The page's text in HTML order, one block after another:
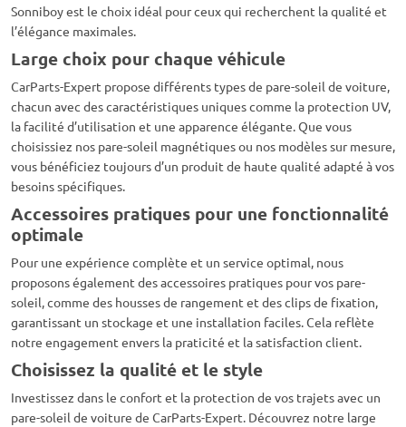
Sonniboy est le choix idéal pour ceux qui recherchent la qualité et
l’élégance maximales.
Large choix pour chaque véhicule
CarParts-Expert propose différents types de pare-soleil de voiture,
chacun avec des caractéristiques uniques comme la protection UV,
la facilité d’utilisation et une apparence élégante. Que vous
choisissiez nos pare-soleil magnétiques ou nos modèles sur mesure,
vous bénéficiez toujours d’un produit de haute qualité adapté à vos
besoins spécifiques.
Accessoires pratiques pour une fonctionnalité
optimale
Pour une expérience complète et un service optimal, nous
proposons également des accessoires pratiques pour vos pare-
soleil, comme des housses de rangement et des clips de fixation,
garantissant un stockage et une installation faciles. Cela reflète
notre engagement envers la praticité et la satisfaction client.
Choisissez la qualité et le style
Investissez dans le confort et la protection de vos trajets avec un
pare-soleil de voiture de CarParts-Expert. Découvrez notre large